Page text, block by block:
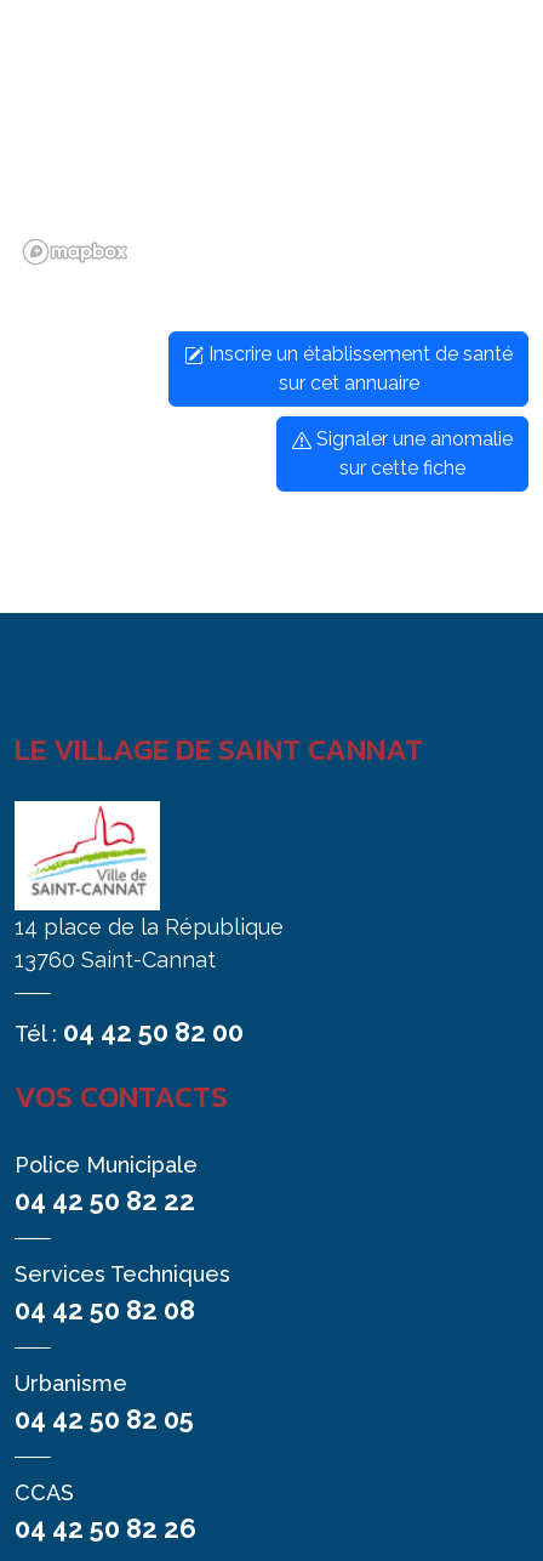
Inscrire un établissement de santé
sur cet annuaire
Signaler une anomalie
sur cette fiche
LE VILLAGE DE SAINT CANNAT
14 place de la République
13760 Saint-Cannat
Tél : 04 42 50 82 00
VOS CONTACTS
Police Municipale
04 42 50 82 22
Services Techniques
04 42 50 82 08
Urbanisme
04 42 50 82 05
CCAS
04 42 50 82 26